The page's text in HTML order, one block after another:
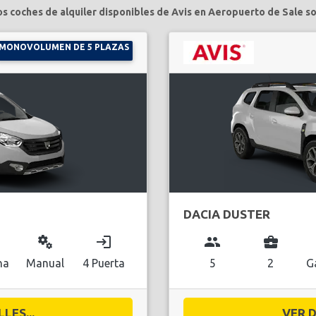
coches de alquiler disponibles de Avis en Aeropuerto de Sale
MONOVOLUMEN DE 5 PLAZAS
miscellaneous_services
Manual
login
4 Puerta
DACIA DUSTER
group
5
business_center
2
VER